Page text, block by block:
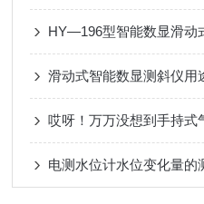
HY—196型智能数显滑动
滑动式智能数显测斜仪用
哎呀！万万没想到手持式
电测水位计水位变化量的